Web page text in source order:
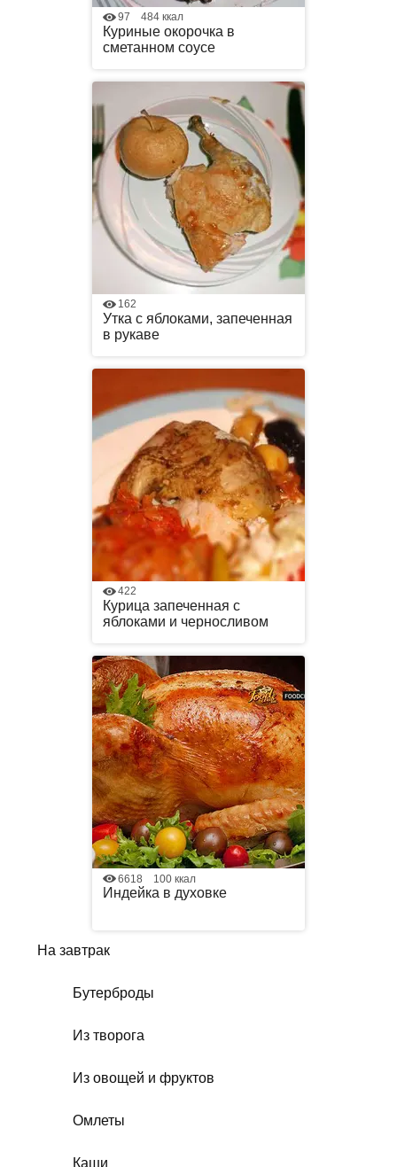
На завтрак
Бутерброды
Из творога
Из овощей и фруктов
Омлеты
Каши
97 484 ккал
Куриные окорочка в
сметанном соусе
162
Утка с яблоками, запеченная
в рукаве
422
Курица запеченная с
яблоками и черносливом
6618 100 ккал
Индейка в духовке